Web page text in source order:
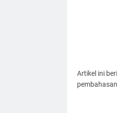
Artikel ini